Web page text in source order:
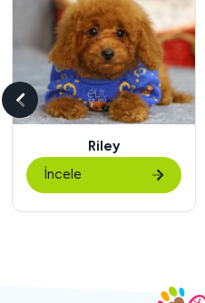
Ralph
İncele
Önceki
göster